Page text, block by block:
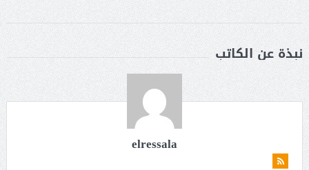
نبذة عن الكاتب
elressala